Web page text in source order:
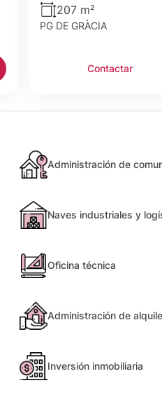
207 m²
PG DE GRÀCIA
Contactar
Administración de
Naves industriales y
Oficina técnica
Administración de
Inversión inmobiliaria